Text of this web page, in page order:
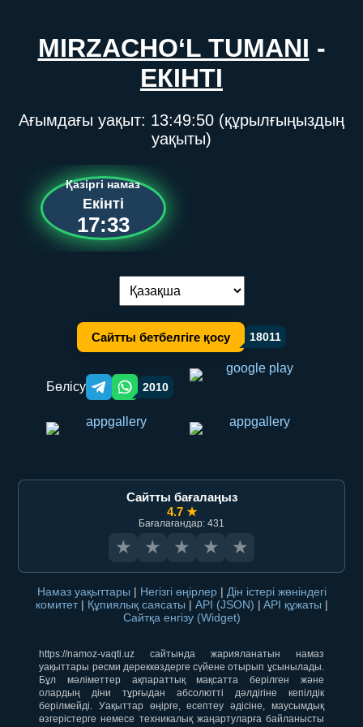
MIRZACHO‘L TUMANI -
ЕКІНТІ
Ағымдағы уақыт: 13:49:50 (құрылғыңыздың
уақыты)
Қазіргі намаз
Екінті
17:33
Тілді ауыстыру:
Сайтты бетбелгіге қосу 18011
Бөлісу Telegram orqali ulashish
WhatsApp orqali ulashish
2010
Сайтты бағалаңыз
4.7 ★
Бағалағандар: 431
★ ★ ★ ★ ★
Намаз уақыттары | Негізгі өңірлер | Дін істері жөніндегі
комитет | Құпиялық саясаты | API (JSON) | API құжаты |
Сайтқа енгізу (Widget)
https://namoz-vaqti.uz сайтында жарияланатын намаз
уақыттары ресми дереккөздерге сүйене отырып ұсынылады.
Бұл мәліметтер ақпараттық мақсатта берілген және
олардың діни тұрғыдан абсолютті дәлдігіне кепілдік
берілмейді. Уақыттар өңірге, есептеу әдісіне, маусымдық
өзгерістерге немесе техникалық жаңартуларға байланысты